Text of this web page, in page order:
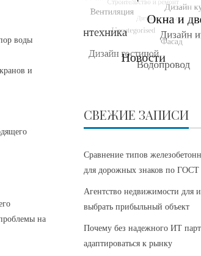
воды
и
на
СВЕЖИЕ ЗАПИСИ
Сравнение типов
для дорожных знаков по ГОСТ
Агентство недвижимости для
выбрать прибыльный объект
Почему без надежного ИТ
адаптироваться к рынку